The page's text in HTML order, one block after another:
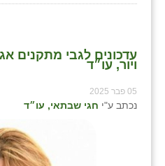
עדכונים לגבי מתקנים
ויור, עו״ד
05 פבר 2025
נכתב ע"י חגי שבתאי, עו״ד